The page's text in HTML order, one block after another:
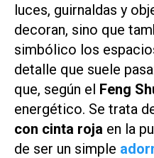
luces, guirnaldas y
decoran, sino que
simbólico los
detalle que suele
que, según el Feng
energético. Se trata
con cinta roja en la
de ser un simple